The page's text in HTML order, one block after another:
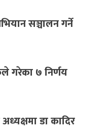
सञ्चालन गर्ने
गरेका ७ निर्णय
डा कादिर